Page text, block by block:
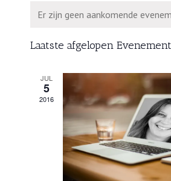
datum.
van
Er zijn geen aankomende
Laatste afgelopen
JUL
5
2016